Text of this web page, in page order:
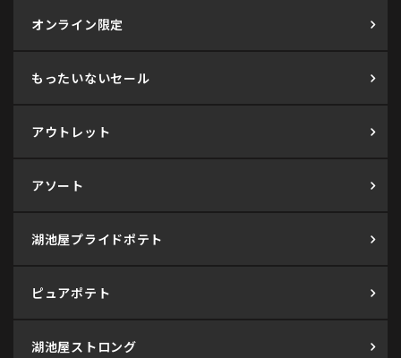
オンライン限定
もったいないセール
アウトレット
アソート
湖池屋プライドポテト
ピュアポテト
湖池屋ストロング